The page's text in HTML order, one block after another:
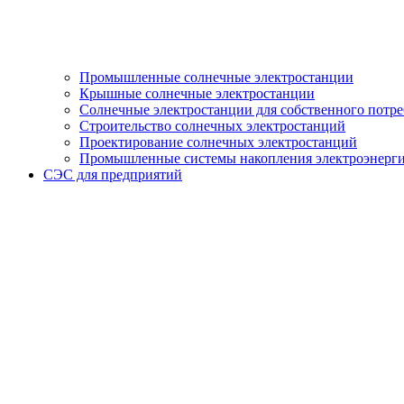
Промышленные солнечные электростанции
Крышные солнечные электростанции
Солнечные электростанции для собственного
Строительство солнечных электростанций
Проектирование солнечных электростанций
Промышленные системы накопления
СЭС для предприятий